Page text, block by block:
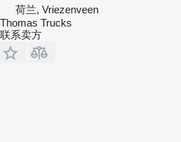
荷兰, Vriezenveen
Thomas Trucks
联系卖方